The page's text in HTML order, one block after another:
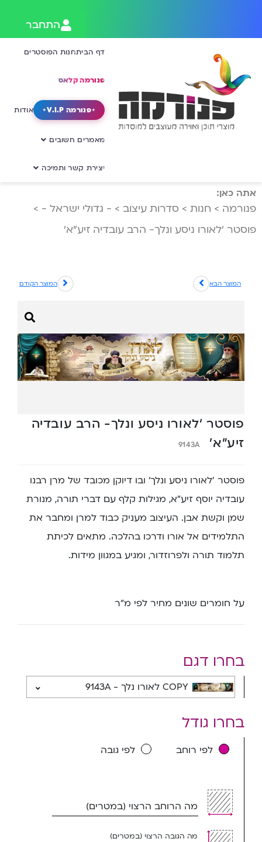
התחבר
דף הביתחנות הפוסטרים
פנורמה קלאס
פנורמה V.I.P אודות
מאמרים חשובים
יצירת קשר ותמיכה
אתה כאן:
פנורמה > חנות > סדרות עיצוב > - גדולי ישראל - >
פוסטר ‘לאורו ניסע ונלך- הרב עובדיה זיע”א’
המוצר הקודם המוצר הבא
פוסטר ‘לאורו ניסע ונלך- הרב עובדיה
זיע”א’
9143A
פוסטר ‘לאורו ניסע ונלך’ ובו דיוקן מכובד של מרן רבנו
עובדיה יוסף זיע”א, מגילות קלף עם דברי תורה, מנורת
שמן וקשת אבן. העיצוב מעניק כבוד למרן ומחבר את
התלמידים אל אורו ודרכו בהלכה. מתאים לכיתת
תלמוד תורה ולפרוזדור, ומגיע במגוון מידות.
על חומרים שונים מחיר לפי מ”ר
בחרו דגם
COPY לאורו נלך - 9143A
בחרו גודל
לפי רוחב לפי גובה
מה הרוחב הרצוי (במטרים)
מה הגובה הרצוי (במטרים)